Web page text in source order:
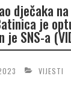
dječaka
je
SNS-a
VIJESTI